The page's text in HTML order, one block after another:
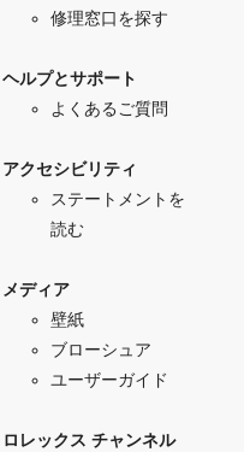
修理窓口を探す
ヘルプとサポート
よくあるご質問
アクセシビリティ
ステートメントを
読む
メディア
壁紙
ブローシュア
ユーザーガイド
ロレックス チャンネル